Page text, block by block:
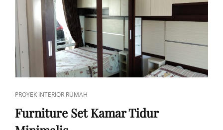
CAT
PROYEK INTERIOR RUMAH
Furniture Set Kamar Tidur